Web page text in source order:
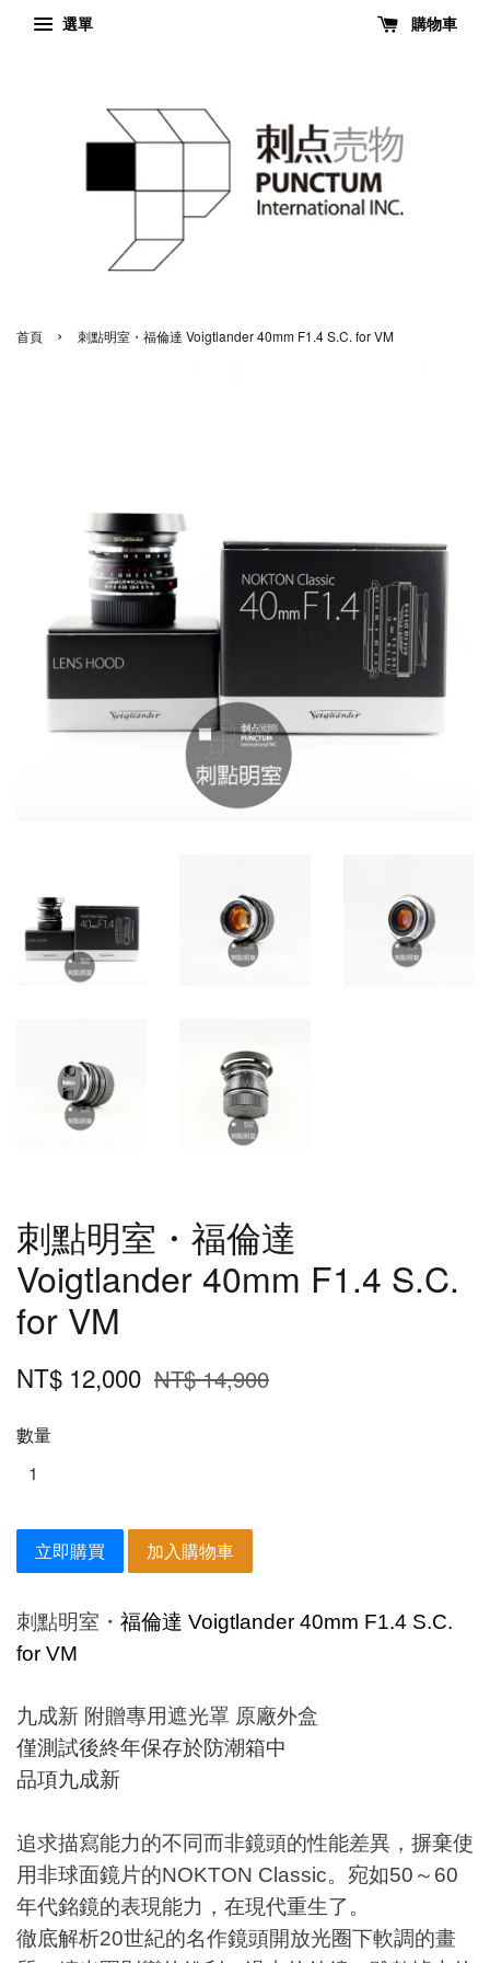
選單 購物車
首頁 › 刺點明室・福倫達 Voigtlander 40mm F1.4 S.C. for VM
刺點明室・福倫達
Voigtlander 40mm F1.4 S.C.
for VM
NT$ 12,000 NT$ 14,900
數量
立即購買 加入購物車
刺點明室 ・ 福倫達 Voigtlander 40mm F1.4 S.C.
for VM
九成新 附贈專用遮光罩 原廠外盒
僅測試後終年保存於防潮箱中
品項九成新
追求描寫能力的不同而非鏡頭的性能差異，摒棄使
用非球面鏡片的NOKTON Classic。宛如50～60
年代銘鏡的表現能力，在現代重生了。
徹底解析20世紀的名作鏡頭開放光圈下軟調的畫